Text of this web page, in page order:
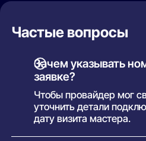
Частые вопросы
Зачем указывать
заявке?
Чтобы провайдер мог
уточнить детали
дату визита мастера.